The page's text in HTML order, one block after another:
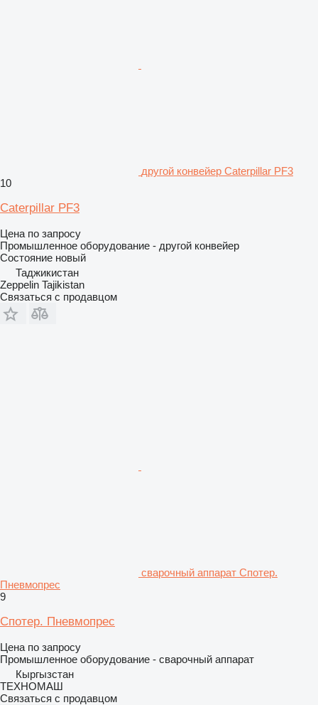
другой конвейер Caterpillar PF3
10
Caterpillar PF3
Цена по запросу
Промышленное оборудование - другой конвейер
Состояние новый
Таджикистан
Zeppelin Tajikistan
Связаться с продавцом
сварочный аппарат Спотер.
Пневмопрес
9
Спотер. Пневмопрес
Цена по запросу
Промышленное оборудование - сварочный аппарат
Кыргызстан
ТЕХНОМАШ
Связаться с продавцом